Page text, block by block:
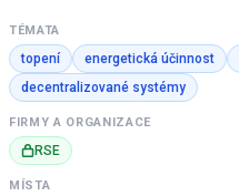
TÉMATA
topení energetická účinnost
decentralizované systémy
FIRMY A ORGANIZACE
RSE
MÍSTA